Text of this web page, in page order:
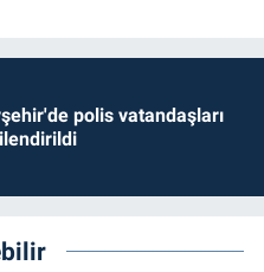
polis vatandaşları